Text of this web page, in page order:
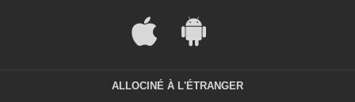
ALLOCINÉ À L'ÉTRANGER